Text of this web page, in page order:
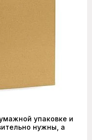
упаковке и
нужны, а